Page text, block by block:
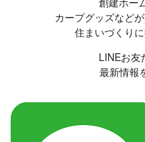
カープグッズなど
住まいづくり
LINEお友
最新情報